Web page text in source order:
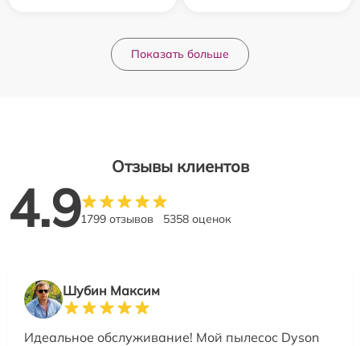
Показать больше
Отзывы клиентов
4.91799 отзывов 5358 оценок
Шубин Максим
Идеальное обслуживание! Мой пылесос Dyson